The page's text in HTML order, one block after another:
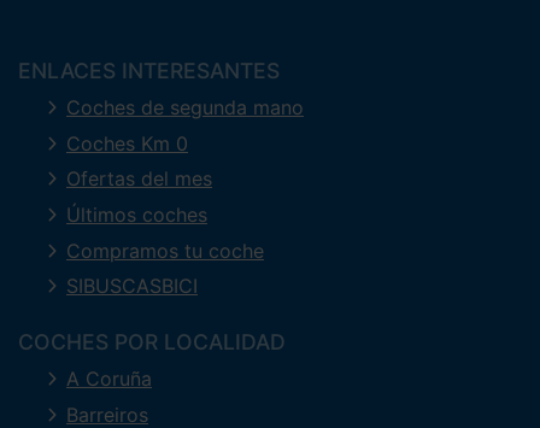
ENLACES INTERESANTES
Coches de segunda mano
Coches Km 0
Ofertas del mes
Últimos coches
Compramos tu coche
SIBUSCASBICI
COCHES POR LOCALIDAD
A Coruña
Barreiros